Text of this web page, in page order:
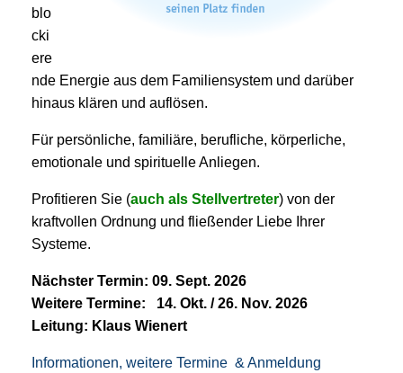
blo
cki
ere
nde Energie aus dem Familiensystem und darüber
hinaus klären und auflösen.
Für persönliche, familiäre, berufliche, körperliche,
emotionale und spirituelle Anliegen.
Profitieren Sie (auch als Stellvertreter) von der
kraftvollen Ordnung und fließender Liebe Ihrer
Systeme.
Nächster Termin: 09. Sept. 2026
Weitere Termine:
14. Okt. / 26. Nov. 2026
Leitung: Klaus Wienert
Informationen, weitere Termine & Anmeldung